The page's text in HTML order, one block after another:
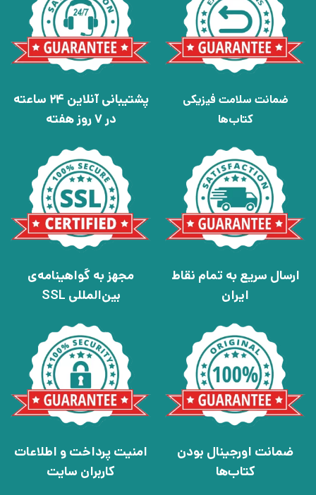
ضمانت سلامت فیزیکی
کتاب‌ها
پشتیبانی آنلاین 24 ساعته
در 7 روز هفته
ارسال سریع به تمام نقاط
ایران
مجهز به گواهینامه‌ی
بین‌المللی SSL
ضمانت اورجینال بودن
کتاب‌ها
امنیت پرداخت و اطلاعات
کاربران سایت